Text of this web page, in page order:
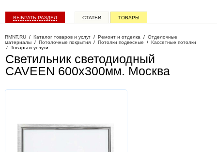
ВЫБРАТЬ РАЗДЕЛ СТАТЬИ ТОВАРЫ
RMNT.RU / Каталог товаров и услуг / Ремонт и отделка / Отделочные
материалы / Потолочные покрытия / Потолки подвесные / Кассетные потолки
/ Товары и услуги
Светильник светодиодный
CAVEEN 600х300мм. Москва